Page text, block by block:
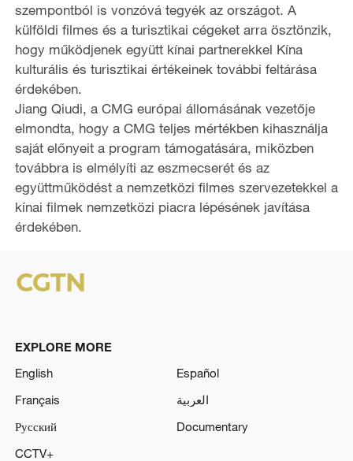
szempontból is vonzóvá tegyék az országot. A
külföldi filmes és a turisztikai cégeket arra ösztönzik,
hogy működjenek együtt kínai partnerekkel Kína
kulturális és turisztikai értékeinek további feltárása
érdekében.
Jiang Qiudi, a CMG európai állomásának vezetője
elmondta, hogy a CMG teljes mértékben kihasználja
saját előnyeit a program támogatására, miközben
továbbra is elmélyíti az eszmecserét és az
együttműködést a nemzetközi filmes szervezetekkel a
kínai filmek nemzetközi piacra lépésének javítása
érdekében.
EXPLORE MORE
English
Español
Français
العربية
Русский
Documentary
CCTV+